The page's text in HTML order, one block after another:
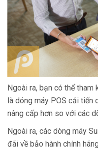
Ngoài ra, bạn có thể tham
là dóng máy POS cải tiến
nâng cấp hơn so với các
Ngoài ra, các dòng máy
đãi về bảo hành chính